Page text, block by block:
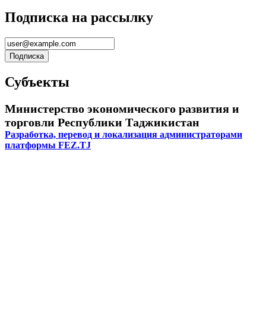
Подписка на рассылку
Субъекты
Министерство экономического развития и
торговли Республики Таджикистан
Разработка, перевод и локализация администраторами
платформы FEZ.TJ